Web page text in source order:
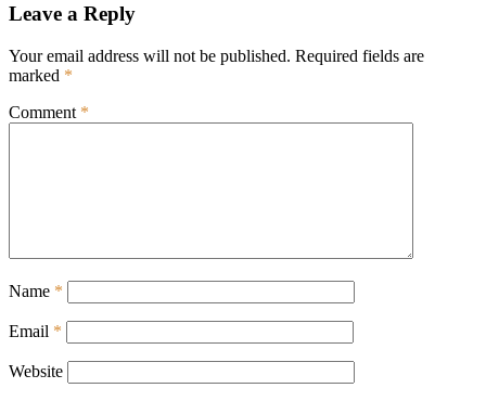
Leave a Reply
Your email address will not be published. Required fields are
marked *
Comment *
Name *
Email *
Website